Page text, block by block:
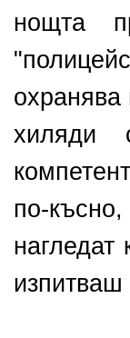
нощта
охранява
хиляди
по-
изпитваш